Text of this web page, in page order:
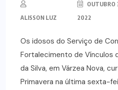
ALISSON LUZ
OUTUBRO
2022
Os idosos do Serviço de
Fortalecimento de Vínculos
da Silva, em Várzea Nova,
Primavera na última sexta-